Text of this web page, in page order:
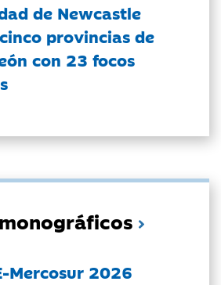
de Newcastle
provincias de
con 23 focos
Mercosur 2026